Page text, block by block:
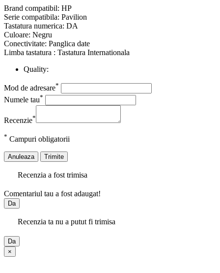
Brand compatibil: HP
Serie compatibila: Pavilion
Tastatura numerica: DA
Culoare: Negru
Conectivitate: Panglica date
Limba tastatura : Tastatura Internationala
Quality:
Mod de adresare*
Numele tau*
Recenzie*
* Campuri obligatorii
Anuleaza Trimite
Recenzia a fost trimisa
Comentariul tau a fost adaugat!
Da
Recenzia ta nu a putut fi trimisa
Da
×